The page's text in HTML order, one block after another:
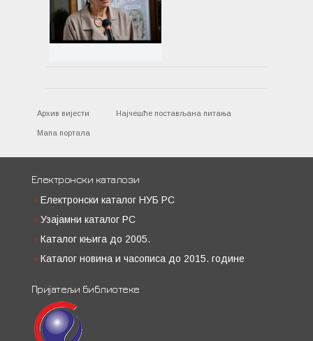
Архив вијести Најчешће постављана питања
Мапа портала
Електронски каталози
Електронски каталог НУБ РС
Узајамни каталог РС
Каталог књига до 2005.
Каталог новина и часописа до 2015. године
Пријатељи библиотеке